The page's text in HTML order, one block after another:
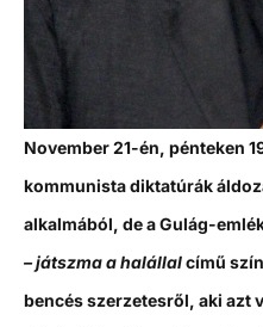
November 21-én, pénteken
kommunista diktatúrák
alkalmából, de a Gulág-
– játszma a halállalcímű
bencés szerzetesről, aki azt